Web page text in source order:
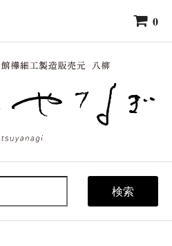
0
検索